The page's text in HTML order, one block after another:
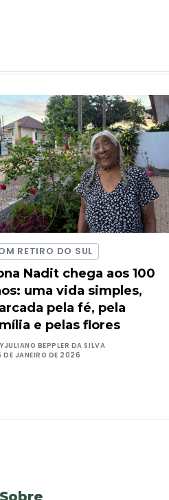
RETIRO DO SUL
Nadit chega aos 100
uma vida simples,
pela fé, pela
e pelas flores
JULIANO BEPPLER DA SILVA
DE JANEIRO DE 2026
Sobre